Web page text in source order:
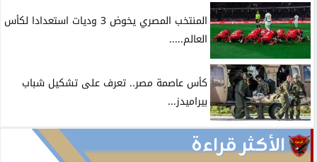
المنتخب المصري يخوض 3 وديات استعدادا لكأس
العالم.....
كأس عاصمة مصر.. تعرف على تشكيل شباب
بيراميدز...
الأكثر قراءة